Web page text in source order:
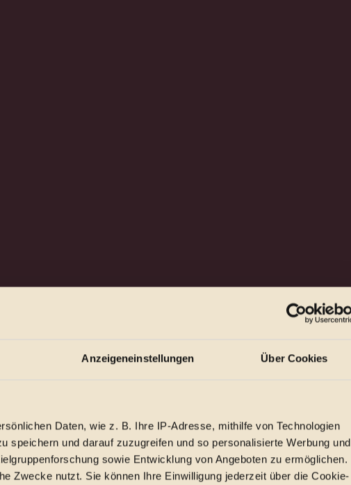
Anzeigeneinstellungen Über Cookies
Daten, wie z. B. Ihre IP-Adresse, mithilfe von Technologien
speichern und darauf zuzugreifen und so personalisierte Werbung und
sowie Entwicklung von Angeboten zu ermöglichen.
Zwecke nutzt. Sie können Ihre Einwilligung jederzeit über die Cookie-
aufbereitet vom BIORAMA-Magazin per E-Mail.